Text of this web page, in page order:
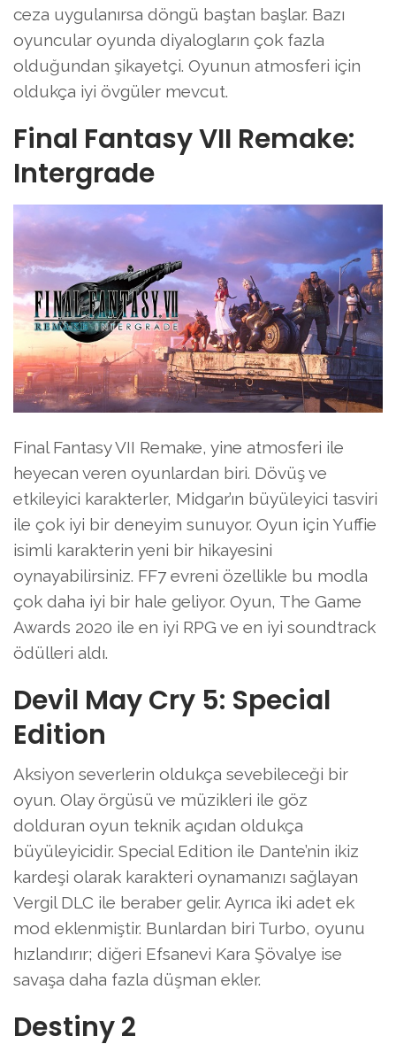
ceza uygulanırsa döngü baştan başlar. Bazı
oyuncular oyunda diyalogların çok fazla
olduğundan şikayetçi. Oyunun atmosferi için
oldukça iyi övgüler mevcut.
Final Fantasy VII Remake:
Intergrade
Final Fantasy VII Remake, yine atmosferi ile
heyecan veren oyunlardan biri. Dövüş ve
etkileyici karakterler, Midgar’ın büyüleyici tasviri
ile çok iyi bir deneyim sunuyor. Oyun için Yuffie
isimli karakterin yeni bir hikayesini
oynayabilirsiniz. FF7 evreni özellikle bu modla
çok daha iyi bir hale geliyor. Oyun, The Game
Awards 2020 ile en iyi RPG ve en iyi soundtrack
ödülleri aldı.
Devil May Cry 5: Special
Edition
Aksiyon severlerin oldukça sevebileceği bir
oyun. Olay örgüsü ve müzikleri ile göz
dolduran oyun teknik açıdan oldukça
büyüleyicidir. Special Edition ile Dante’nin ikiz
kardeşi olarak karakteri oynamanızı sağlayan
Vergil DLC ile beraber gelir. Ayrıca iki adet ek
mod eklenmiştir. Bunlardan biri Turbo, oyunu
hızlandırır; diğeri Efsanevi Kara Şövalye ise
savaşa daha fazla düşman ekler.
Destiny 2